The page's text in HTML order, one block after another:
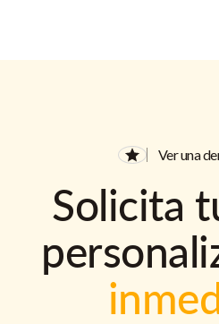
Ver una
Solicita